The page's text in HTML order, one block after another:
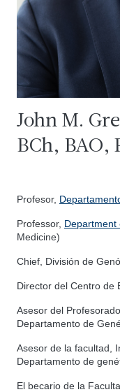
John M.
BCh, BAO,
Profesor,
Professor, Department
Medicine)
Chief, División de
Director del Centro de
Asesor del
Departamento de
Asesor de la facultad,
Departamento de
El becario de la